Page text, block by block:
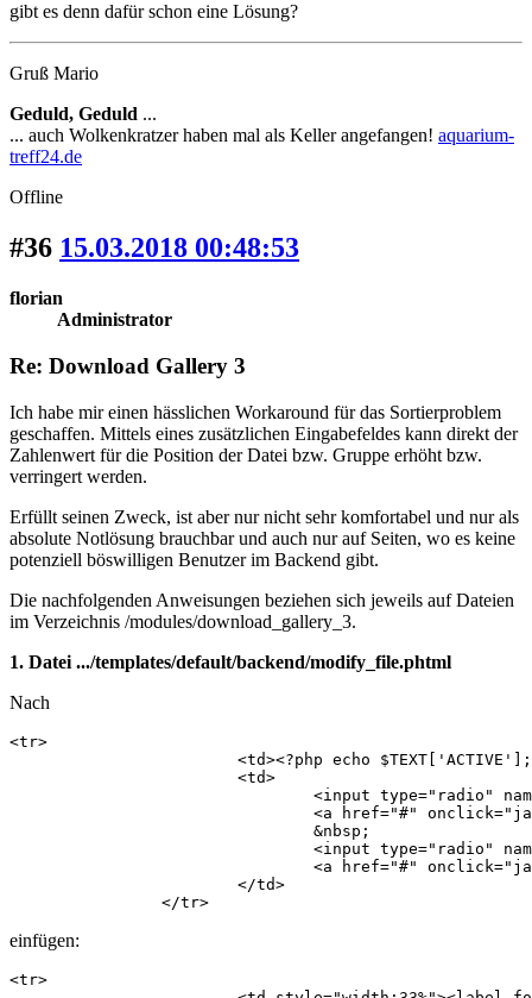
gibt es denn dafür schon eine Lösung?
Gruß Mario
Geduld, Geduld ...
... auch Wolkenkratzer haben mal als Keller angefangen! aquarium-
treff24.de
Offline
#36 15.03.2018 00:48:53
florian
Administrator
Re: Download Gallery 3
Ich habe mir einen hässlichen Workaround für das Sortierproblem
geschaffen. Mittels eines zusätzlichen Eingabefeldes kann direkt der
Zahlenwert für die Position der Datei bzw. Gruppe erhöht bzw.
verringert werden.
Erfüllt seinen Zweck, ist aber nur nicht sehr komfortabel und nur als
absolute Notlösung brauchbar und auch nur auf Seiten, wo es keine
potenziell böswilligen Benutzer im Backend gibt.
Die nachfolgenden Anweisungen beziehen sich jeweils auf Dateien
im Verzeichnis /modules/download_gallery_3.
1. Datei .../templates/default/backend/modify_file.phtml
Nach
<tr>
    		</tr>
einfügen:
<tr>